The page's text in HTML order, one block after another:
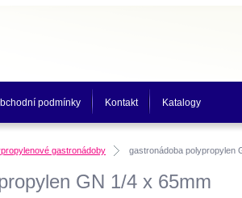
podmínky Kontakt Katalogy
gastronádoby gastronádoba polypropylen
GN 1/4 x 65mm